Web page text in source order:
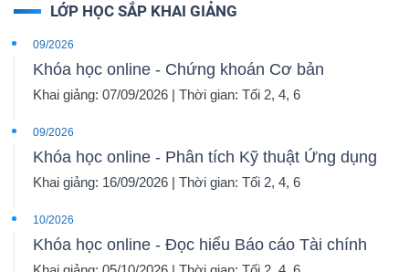
LỚP HỌC SẮP KHAI GIẢNG
09/2026
Khóa học online - Chứng khoán Cơ bản
Khai giảng: 07/09/2026 | Thời gian: Tối 2, 4, 6
09/2026
Khóa học online - Phân tích Kỹ thuật Ứng dụng
Khai giảng: 16/09/2026 | Thời gian: Tối 2, 4, 6
10/2026
Khóa học online - Đọc hiểu Báo cáo Tài chính